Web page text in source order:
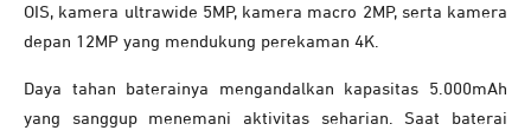
OIS, kamera ultrawide 5MP, kamera macro 2MP, serta kamera
depan 12MP yang mendukung perekaman 4K.
Daya tahan baterainya mengandalkan kapasitas 5.000mAh
yang sanggup menemani aktivitas seharian. Saat baterai